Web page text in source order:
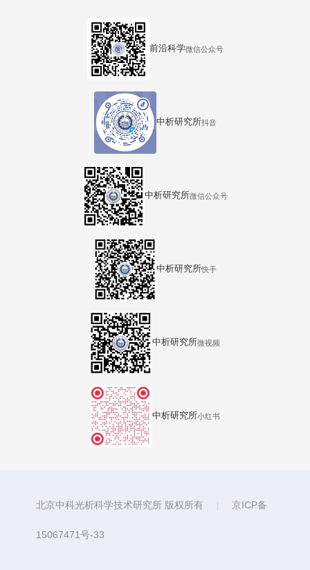
前沿科学微信公众号
中析研究所抖音
中析研究所微信公众号
中析研究所快手
中析研究所微视频
中析研究所小红书
北京中科光析科学技术研究所 版权所有 京ICP备
15067471号-33